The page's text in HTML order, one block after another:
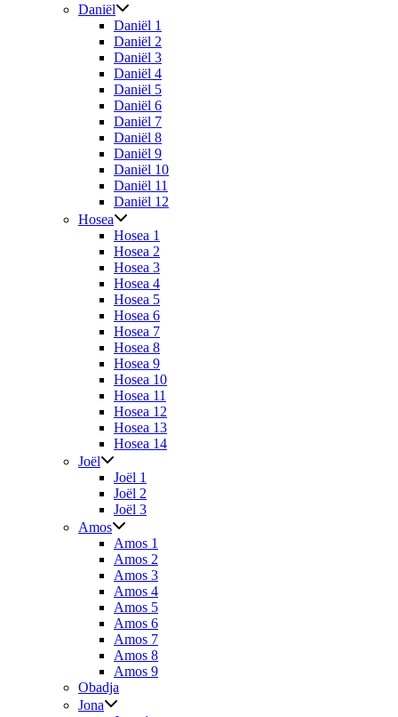
Daniël
Daniël 1
Daniël 2
Daniël 3
Daniël 4
Daniël 5
Daniël 6
Daniël 7
Daniël 8
Daniël 9
Daniël 10
Daniël 11
Daniël 12
Hosea
Hosea 1
Hosea 2
Hosea 3
Hosea 4
Hosea 5
Hosea 6
Hosea 7
Hosea 8
Hosea 9
Hosea 10
Hosea 11
Hosea 12
Hosea 13
Hosea 14
Joël
Joël 1
Joël 2
Joël 3
Amos
Amos 1
Amos 2
Amos 3
Amos 4
Amos 5
Amos 6
Amos 7
Amos 8
Amos 9
Obadja
Jona